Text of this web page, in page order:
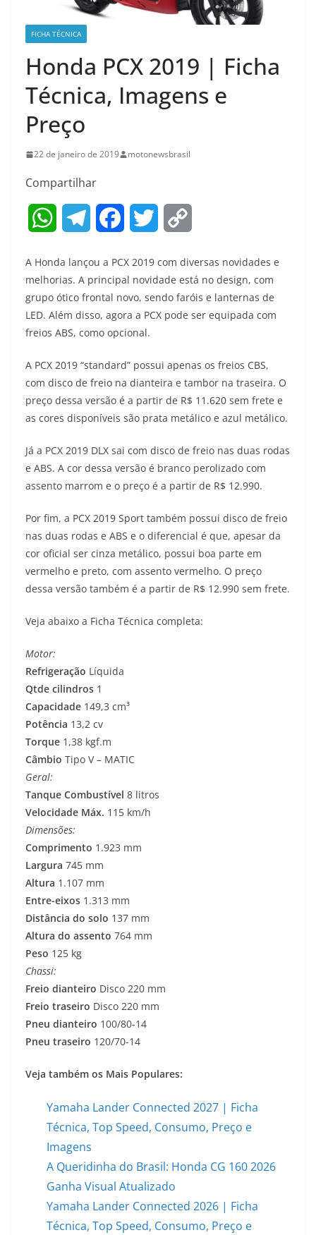
FICHA TÉCNICA
Honda PCX 2019 | Ficha
Técnica, Imagens e
Preço
22 de janeiro de 2019 motonewsbrasil
Compartilhar
W
a
t
s
A
p
p
l
e
g
r
a
m
c
e
b
o
o
k
i
t
e
r
p
y
n
k
A Honda lançou a PCX 2019 com diversas novidades e
melhorias. A principal novidade está no design, com
grupo ótico frontal novo, sendo faróis e lanternas de
LED. Além disso, agora a PCX pode ser equipada com
freios ABS, como opcional.
A PCX 2019 “standard” possui apenas os freios CBS,
com disco de freio na dianteira e tambor na traseira. O
preço dessa versão é a partir de R$ 11.620 sem frete e
as cores disponíveis são prata metálico e azul metálico.
Já a PCX 2019 DLX sai com disco de freio nas duas rodas
e ABS. A cor dessa versão é branco perolizado com
assento marrom e o preço é a partir de R$ 12.990.
Por fim, a PCX 2019 Sport também possui disco de freio
nas duas rodas e ABS e o diferencial é que, apesar da
cor oficial ser cinza metálico, possui boa parte em
vermelho e preto, com assento vermelho. O preço
dessa versão também é a partir de R$ 12.990 sem frete.
Veja abaixo a Ficha Técnica completa:
Motor:
Refrigeração Líquida
Qtde cilindros 1
Capacidade 149,3 cm³
Potência 13,2 cv
Torque 1,38 kgf.m
Câmbio Tipo V – MATIC
Geral:
Tanque Combustível 8 litros
Velocidade Máx. 115 km/h
Dimensões:
Comprimento 1.923 mm
Largura 745 mm
Altura 1.107 mm
Entre-eixos 1.313 mm
Distância do solo 137 mm
Altura do assento 764 mm
Peso 125 kg
Chassi:
Freio dianteiro Disco 220 mm
Freio traseiro Disco 220 mm
Pneu dianteiro 100/80-14
Pneu traseiro 120/70-14
Veja também os Mais Populares:
Yamaha Lander Connected 2027 | Ficha
Técnica, Top Speed, Consumo, Preço e
Imagens
A Queridinha do Brasil: Honda CG 160 2026
Ganha Visual Atualizado
Yamaha Lander Connected 2026 | Ficha
Técnica, Top Speed, Consumo, Preço e